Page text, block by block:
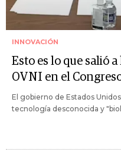
INNOVACIÓN
Esto es lo que salió
OVNI en el
El gobierno de Estados
tecnología desconocida y